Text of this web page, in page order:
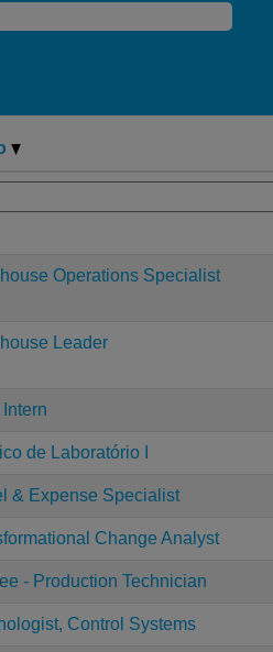
Operations Specialist
Leader
de Laboratório I
& Expense Specialist
Change Analyst
- Production Technician
Control Systems